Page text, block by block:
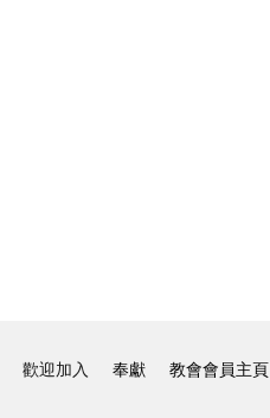
歡迎加入 奉獻 教會會員主頁